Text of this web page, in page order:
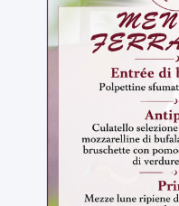
ULTIMI